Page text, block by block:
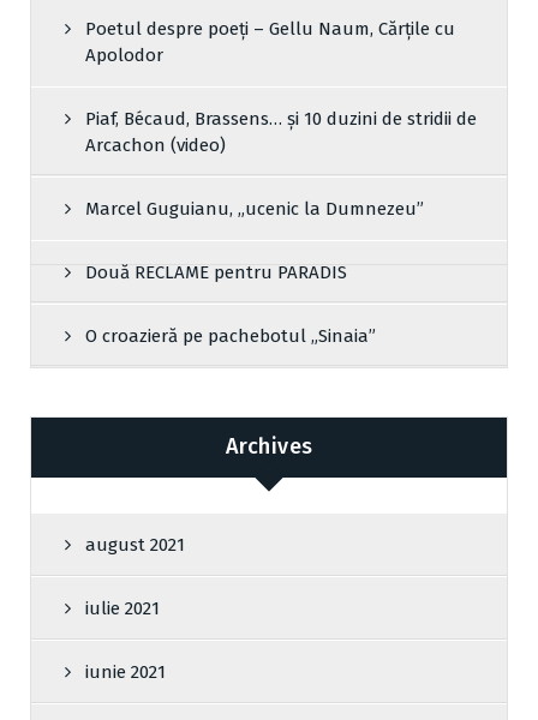
Poetul despre poeți – Gellu Naum, Cărțile cu
Apolodor
Piaf, Bécaud, Brassens… și 10 duzini de stridii de
Arcachon (video)
Marcel Guguianu, „ucenic la Dumnezeu”
Două RECLAME pentru PARADIS
O croazieră pe pachebotul „Sinaia”
Archives
august 2021
iulie 2021
iunie 2021